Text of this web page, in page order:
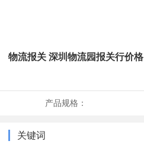
物流报关 深圳物流园报关行价格
产品规格：
关键词